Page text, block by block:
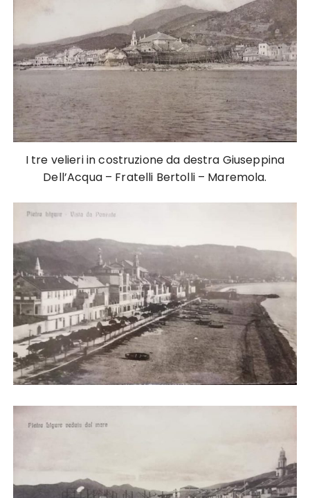
I tre velieri in costruzione da destra Giuseppina
Dell’Acqua – Fratelli Bertolli – Maremola.